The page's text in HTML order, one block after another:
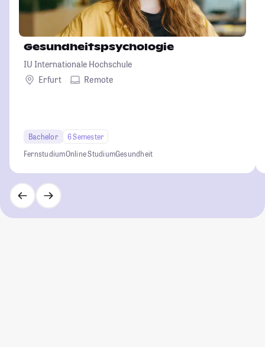
Gesundheitspsychologie
IU Internationale Hochschule
Erfurt
Remote
Bachelor
6 Semester
FernstudiumOnline StudiumGesundheit